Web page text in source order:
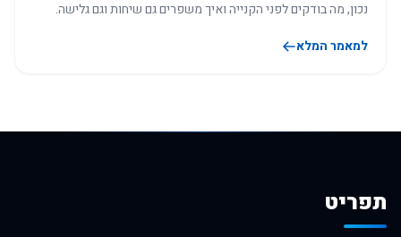
נכון, מה בודקים לפני הקנייה ואיך משפרים גם שיחות וגם גלישה.
למאמר המלא
תפריט